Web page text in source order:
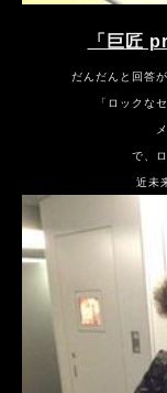
「巨匠
だんだんと回答
「ロックな
で、
近未